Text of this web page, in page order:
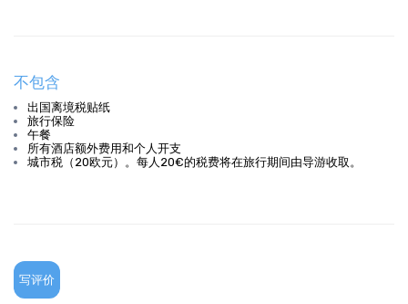
不包含
出国离境税贴纸
旅行保险
午餐
所有酒店额外费用和个人开支
城市税（20欧元）。每人20€的税费将在旅行期间由导游收取。
写评价